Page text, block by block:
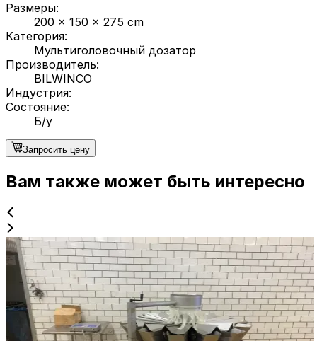
Размеры:
200 x 150 x 275 cm
Категория:
Мультиголовочный дозатор
Производитель:
BILWINCO
Индустрия:
Состояние:
Б/у
Запросить цену
Вам также может быть интересно
Б/у
Bilwinco BW 114-W
ID NR2349
130 x 130 x 120 cm